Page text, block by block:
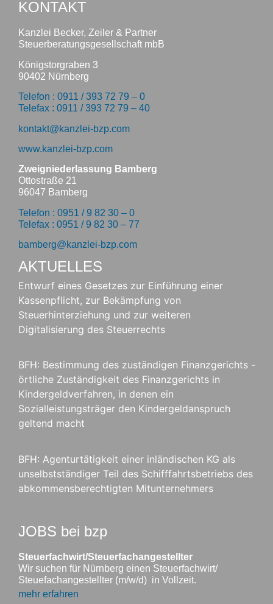
KONTAKT
Kanzlei Becker, Zeiler & Partner
Steuerberatungsgesellschaft mbB
Königstorgraben 3
90402 Nürnberg
Telefon : 0911 / 393 72 79 – 0
Telefax : 0911 / 393 72 79 – 40
kontakt@kanzlei-bzp.com
www.kanzlei-bzp.com
Zweigniederlassung Bamberg
Ottostraße 21
96047 Bamberg
Telefon : 0951 / 9 82 30 – 0
Telefax : 0951 / 9 82 30 – 77
bamberg@kanzlei-bzp.com
AKTUELLES
Entwurf eines Gesetzes zur Einführung einer
Kassenpflicht, zur Bekämpfung von
Steuerhinterziehung und zur weiteren
Digitalisierung des Steuerrechts
BFH: Bestimmung des zuständigen Finanzgerichts -
örtliche Zuständigkeit des Finanzgerichts in
Kindergeldverfahren, in denen ein
Sozialleistungsträger den Kindergeldanspruch
geltend macht
BFH: Agenturtätigkeit einer inländischen KG als
unselbstständiger Teil des Schifffahrtsbetriebs des
abkommensberechtigten Mitunternehmers
JOBS bei bzp
Steuerfachwirt/Steuerfachangestellter
Wir suchen für Nürnberg einen Steuerfachwirt/
Steuefachangestellter (m/w/d) in Vollzeit.
mehr erfahren